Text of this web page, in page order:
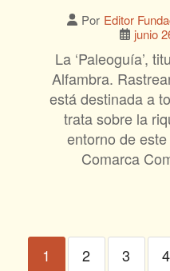
Por Editor
junio
La ‘Paleoguía’,
Alfambra.
está destinada a
trata sobre la
entorno de
Comarca
1 2 3 4